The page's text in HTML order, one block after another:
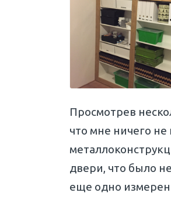
Просмотрев
что мне ничего
двери, что было
еще одно